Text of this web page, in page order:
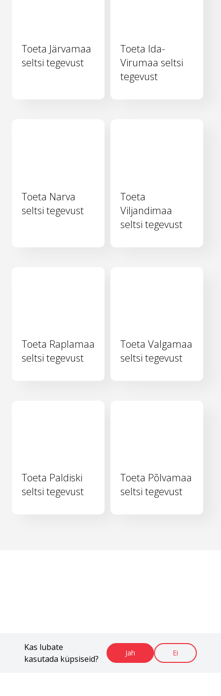
Kas lubate
kasutada küpsiseid?
Jah Ei
Toeta Järvamaa
seltsi tegevust
Toeta Ida-
Virumaa seltsi
tegevust
Toeta Narva
seltsi tegevust
Toeta
Viljandimaa
seltsi tegevust
Toeta Raplamaa
seltsi tegevust
Toeta Valgamaa
seltsi tegevust
Toeta Paldiski
seltsi tegevust
Toeta Põlvamaa
seltsi tegevust